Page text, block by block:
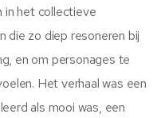
in het collectieve
die zo diep resoneren bij
en om personages te
Het verhaal was een
als mooi was, een